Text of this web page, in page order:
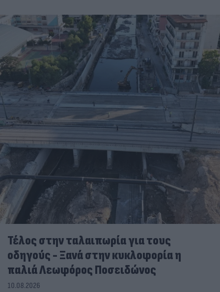
Τέλος στην ταλαιπωρία για τους
οδηγούς - Ξανά στην κυκλοφορία η
παλιά Λεωφόρος Ποσειδώνος
10.08.2026